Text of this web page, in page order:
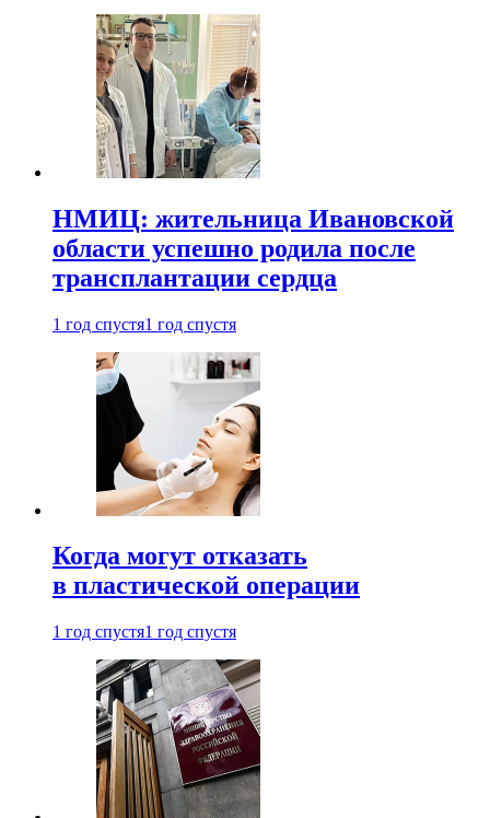
НМИЦ: жительница Ивановской
области успешно родила после
трансплантации сердца
1 год спустя1 год спустя
Когда могут отказать
в пластической операции
1 год спустя1 год спустя